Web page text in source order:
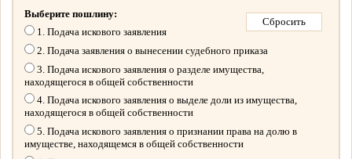
Выберите пошлину:
1. Подача искового заявления
2. Подача заявления о вынесении судебного приказа
3. Подача искового заявления о разделе имущества,
находящегося в общей собственности
4. Подача искового заявления о выделе доли из имущества,
находящегося в общей собственности
5. Подача искового заявления о признании права на долю в
имуществе, находящемся в общей собственности